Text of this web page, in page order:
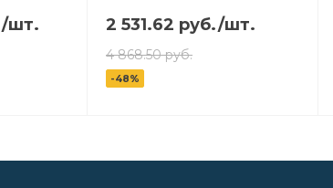
/шт. 2 531.62 руб./шт.
4 868.50 руб.
-48%